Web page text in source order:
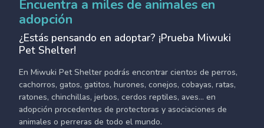
Encuentra a miles de animales en
adopción
¿Estás pensando en adoptar? ¡Prueba Miwuki
Pet Shelter!
En Miwuki Pet Shelter podrás encontrar cientos de perros,
cachorros, gatos, gatitos, hurones, conejos, cobayas, ratas,
ratones, chinchillas, jerbos, cerdos reptiles, aves... en
adopción procedentes de protectoras y asociaciones de
animales o perreras de todo el mundo.